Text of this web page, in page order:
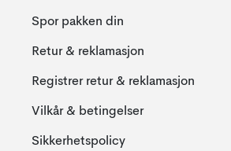
Spor pakken din
Retur & reklamasjon
Registrer retur & reklamasjon
Vilkår & betingelser
Sikkerhetspolicy